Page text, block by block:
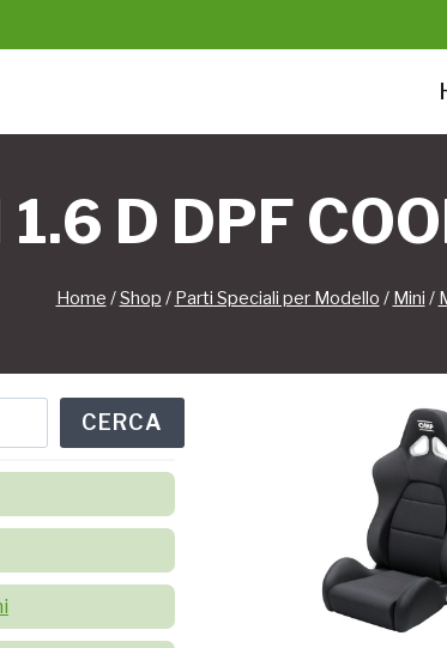
D DPF
Home /Shop / Parti Speciali per Modello / Mini /
CERCA